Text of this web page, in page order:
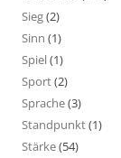
Sieg(2)
Sinn (1)
Spiel(1)
Sport(2)
Sprache(3)
Standpunkt(1)
Stärke(54)